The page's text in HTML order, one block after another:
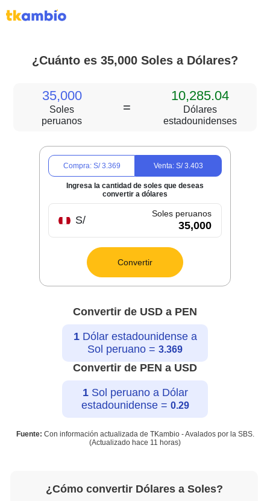
¿Cuánto es 35,000 Soles a Dólares?
35,000
Soles
peruanos
=
10,285.04
Dólares
estadounidenses
Compra: S/3.369 Venta: S/3.403
Ingresa la cantidad de soles que deseas
convertir a dólares
S/
Soles peruanos
Convertir
Convertir de USD a PEN
1Dólar estadounidense a
Sol peruano = 3.369
Convertir de PEN a USD
1Sol peruano a Dólar
estadounidense = 0.29
Fuente: Con información actualizada de TKambio - Avalados por la SBS.
(Actualizado hace 11 horas)
¿Cómo convertir Dólares a Soles?